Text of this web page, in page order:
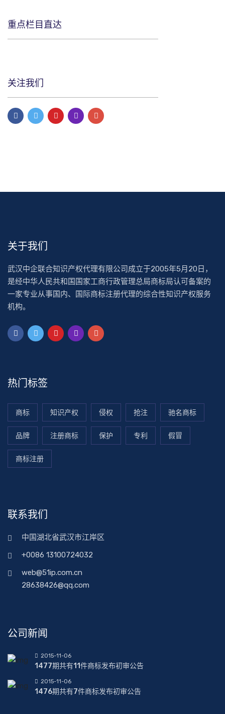
重点栏目直达
关注我们
关于我们
武汉中企联合知识产权代理有限公司成立于2005年5月20日，
是经中华人民共和国国家工商行政管理总局商标局认可备案的
一家专业从事国内、国际商标注册代理的综合性知识产权服务
机构。
热门标签
商标 知识产权 侵权 抢注 驰名商标
品牌 注册商标 保护 专利 假冒
商标注册
联系我们
中国湖北省武汉市江岸区
+0086 13100724032
web@51ip.com.cn
28638426@qq.com
公司新闻
2015-11-06
1477期共有11件商标发布初审公告
2015-11-06
1476期共有7件商标发布初审公告